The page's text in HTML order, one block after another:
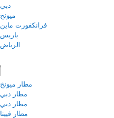
دبي
ميونخ
فرانكفورت ماين
باريس
الرياض
مطار ميونخ
مطار دبي
مطار دبي
مطار فيينا